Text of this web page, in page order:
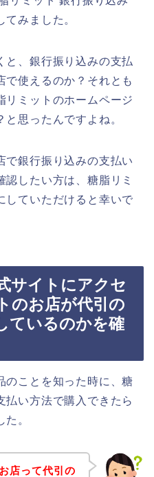
みました。
と、銀行振り込みの支払
で使えるのか？それとも
リミットのホームページ
思ったんですよね。
で銀行振り込みの支払い
したい方は、糖脂リミ
していただけると幸いで
サイトにアクセ
のお店が代引の
ているのかを確
のことを知った時に、糖
払い方法で購入できたら
。
店って代引の